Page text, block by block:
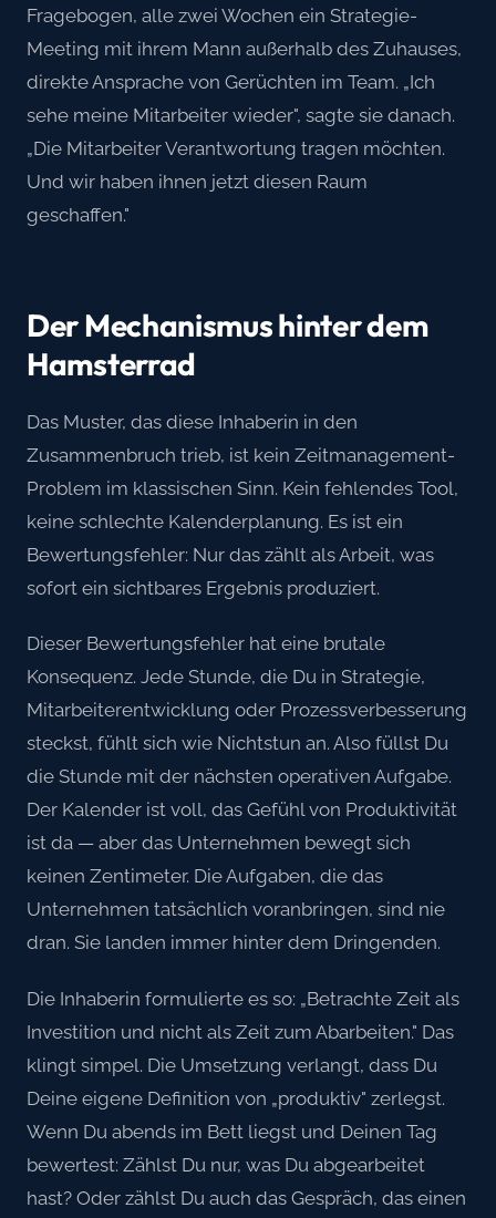
Fragebogen, alle zwei Wochen ein Strategie-
Meeting mit ihrem Mann außerhalb des Zuhauses,
direkte Ansprache von Gerüchten im Team. „Ich
sehe meine Mitarbeiter wieder", sagte sie danach.
„Die Mitarbeiter Verantwortung tragen möchten.
Und wir haben ihnen jetzt diesen Raum
geschaffen."
Der Mechanismus hinter dem
Hamsterrad
Das Muster, das diese Inhaberin in den
Zusammenbruch trieb, ist kein Zeitmanagement-
Problem im klassischen Sinn. Kein fehlendes Tool,
keine schlechte Kalenderplanung. Es ist ein
Bewertungsfehler: Nur das zählt als Arbeit, was
sofort ein sichtbares Ergebnis produziert.
Dieser Bewertungsfehler hat eine brutale
Konsequenz. Jede Stunde, die Du in Strategie,
Mitarbeiterentwicklung oder Prozessverbesserung
steckst, fühlt sich wie Nichtstun an. Also füllst Du
die Stunde mit der nächsten operativen Aufgabe.
Der Kalender ist voll, das Gefühl von Produktivität
ist da — aber das Unternehmen bewegt sich
keinen Zentimeter. Die Aufgaben, die das
Unternehmen tatsächlich voranbringen, sind nie
dran. Sie landen immer hinter dem Dringenden.
Die Inhaberin formulierte es so: „Betrachte Zeit als
Investition und nicht als Zeit zum Abarbeiten." Das
klingt simpel. Die Umsetzung verlangt, dass Du
Deine eigene Definition von „produktiv" zerlegst.
Wenn Du abends im Bett liegst und Deinen Tag
bewertest: Zählst Du nur, was Du abgearbeitet
hast? Oder zählst Du auch das Gespräch, das einen